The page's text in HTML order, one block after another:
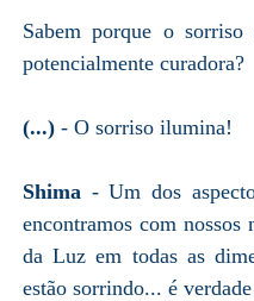
Sabem porque o
potencialmente curadora?
(...)- O sorriso ilumina!
Shima - Um dos
encontramos com nossos
da Luz em todas as
estão sorrindo... é